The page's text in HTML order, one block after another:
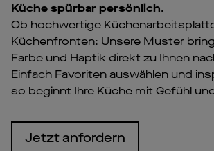
Küche spürbar persönlich.
Ob hochwertige
Küchenfronten: Unsere Muster
Farbe und Haptik direkt zu Ihnen
Einfach Favoriten auswählen und
so beginnt Ihre Küche mit Gefühl
Jetzt anfordern